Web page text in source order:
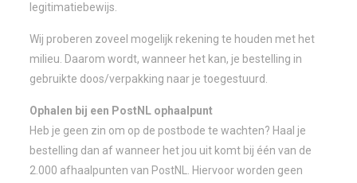
legitimatiebewijs.
Wij proberen zoveel mogelijk rekening te houden met het
milieu. Daarom wordt, wanneer het kan, je bestelling in
gebruikte doos/verpakking naar je toegestuurd.
Ophalen bij een PostNL ophaalpunt
Heb je geen zin om op de postbode te wachten? Haal je
bestelling dan af wanneer het jou uit komt bij één van de
2.000 afhaalpunten van PostNL. Hiervoor worden geen